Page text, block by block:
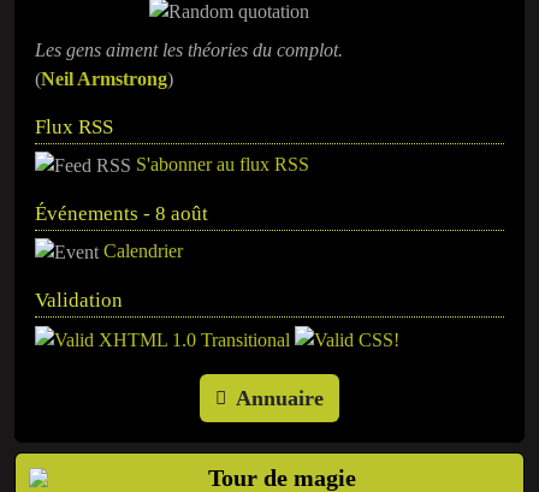
Les gens aiment les théories du complot.
(Neil Armstrong)
Flux RSS
S'abonner au flux RSS
Événements - 8 août
Calendrier
Validation
Annuaire
Tour de magie